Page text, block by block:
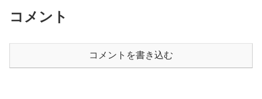
を繰り返すことで、安定し...
コメント
コメントを書き込む